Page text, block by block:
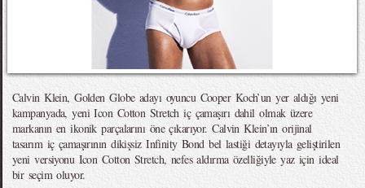
Calvin Klein, Golden Globe adayı oyuncu Cooper Koch’un yer aldığı yeni
kampanyada, yeni Icon Cotton Stretch iç çamaşırı dahil olmak üzere
markanın en ikonik parçalarını öne çıkarıyor. Calvin Klein’ın orijinal
tasarım iç çamaşırının dikişsiz Infinity Bond bel lastiği detayıyla geliştirilen
yeni versiyonu Icon Cotton Stretch, nefes aldırma özelliğiyle yaz için ideal
bir seçim oluyor.